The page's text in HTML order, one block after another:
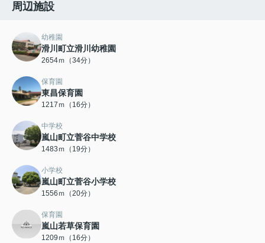
周辺施設
幼稚園
滑川町立滑川幼稚園
2654ｍ（34分）
保育園
東昌保育園
1217ｍ（16分）
中学校
嵐山町立菅谷中学校
1483ｍ（19分）
小学校
嵐山町立菅谷小学校
1556ｍ（20分）
保育園
嵐山若草保育園
1209ｍ（16分）